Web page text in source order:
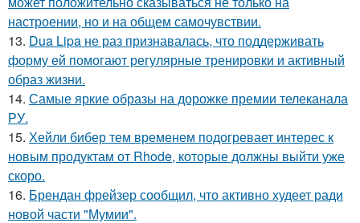
настроении, но и на общем самочувствии.
13. Dua Lipa не раз признавалась, что поддерживать
форму ей помогают регулярные тренировки и активный
образ жизни.
14. Самые яркие образы на дорожке премии телеканала
РУ.
15. Хейли бибер тем временем подогревает интерес к
новым продуктам от Rhode, которые должны выйти уже
скоро.
16. Брендан фрейзер сообщил, что активно худеет ради
новой части "Мумии".